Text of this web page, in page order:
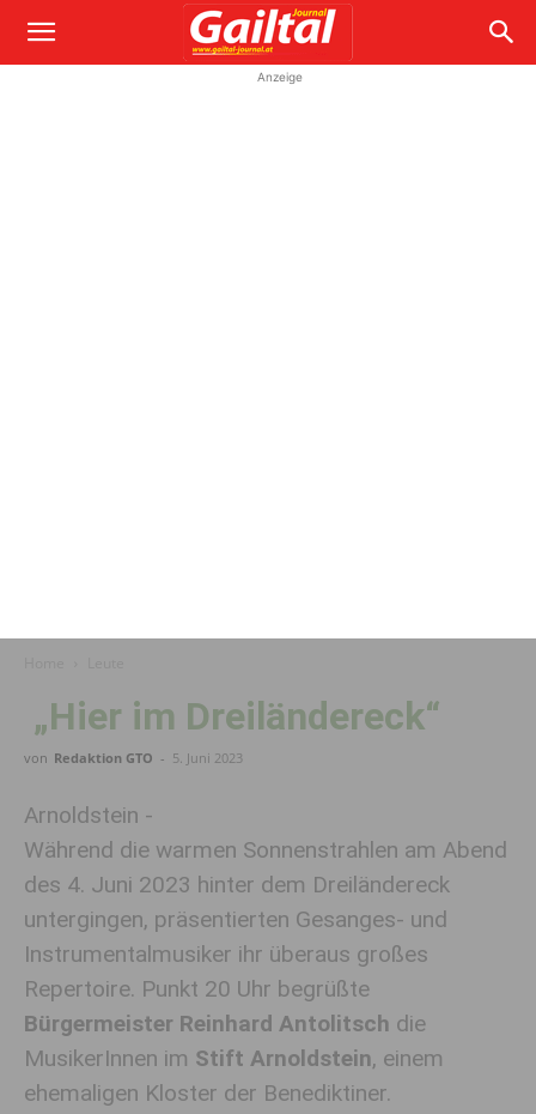
Anzeige
„Hier im Dreiländereck“
von Redaktion GTO - 5. Juni 2023
Arnoldstein -
Während die warmen Sonnenstrahlen am Abend
des 4. Juni 2023 hinter dem Dreiländereck
untergingen, präsentierten Gesanges- und
Instrumentalmusiker ihr überaus großes
Repertoire. Punkt 20 Uhr begrüßte
Bürgermeister Reinhard Antolitsch die
MusikerInnen im Stift Arnoldstein, einem
ehemaligen Kloster der Benediktiner.